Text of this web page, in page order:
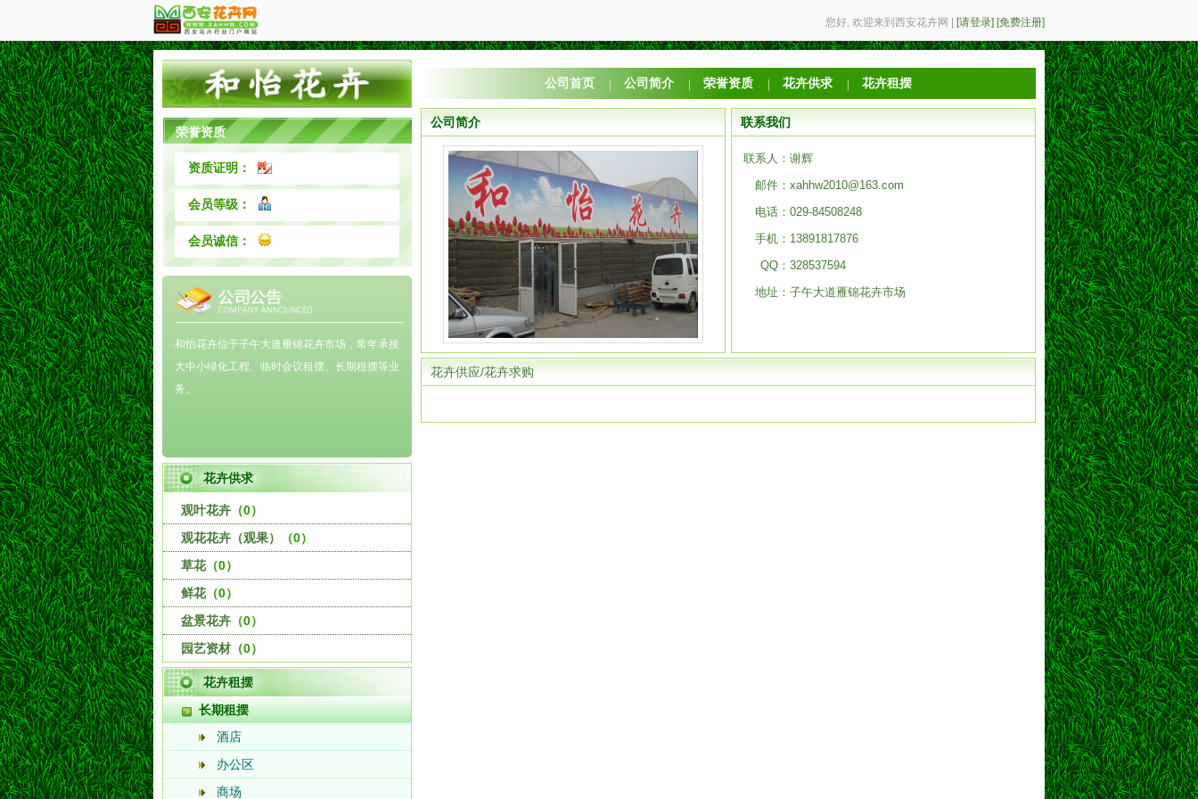
您好, 欢迎来到西安花卉网 [请登录] [免费注册]
荣誉资质
资质证明：
会员等级：
会员诚信：
和怡花卉位于子午大道雁锦花卉市场，常年承接
大中小绿化工程、临时会议租摆、长期租摆等业
务。
花卉供求
观叶花卉 （0）
观花花卉（观果）
（0）
草花（0）
鲜花（0）
盆景花卉 （0）
园艺资材 （0）
花卉租摆
长期租摆
酒店
办公区
商场
公司首页 公司简介 荣誉资质 花卉供求 花卉租摆
公司简介 联系我们
联系人： 谢辉
邮件： xahhw2010@163.com
电话： 029-84508248
手机： 13891817876
QQ： 328537594
地址： 子午大道雁锦花卉市场
花卉供应/花卉求购